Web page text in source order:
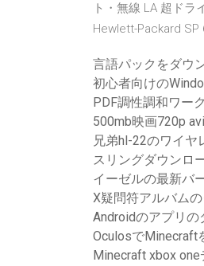
ト・無線 LA 超ド
Hewlett-Packard SP
言語パックをダウ
初心者向けの
PDF調性調和ワー
500mb映画720p
兄弟hl-22のワイヤ
スリングダウンロ
イーゼルの最新バ
X疑問符アルバム
Androidのアプリ
OculosでMinecraft
Minecraft xbox